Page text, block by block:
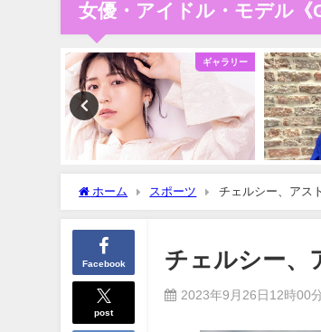
女優・アイドル・モデル《
ギャラリー
ホーム スポーツ チェルシー、アス
Facebook
post
チェルシー、
2023年9月26日12時00